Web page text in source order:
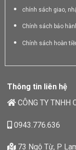
chính sách giao,
Chính sách bảo
Chính sách hoàn
Thông tin liên hệ
CÔNG TY TNHH
0943.776.636
73 Ngô Từ, P